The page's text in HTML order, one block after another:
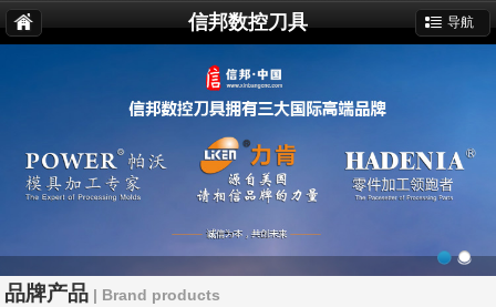
信邦数控刀具 导航
品牌产品 | Brand products